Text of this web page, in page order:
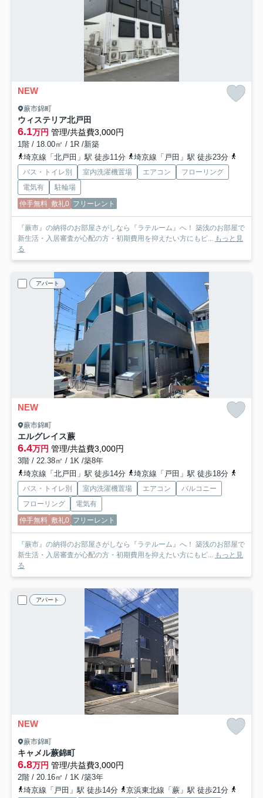
NEW
蕨市錦町
ウィステリア北戸田
6.1万円 管理/共益費3,000円
1階 / 18.00㎡ / 1R /新築
埼京線「北戸田」駅 徒歩11分
埼京線「戸田」駅 徒歩23分
バス・トイレ別 室内洗濯機置場 エアコン
フローリング
電気有
駐輪場
仲手無料 敷礼0 フリーレント
『蕨市』の納得のお部屋さがしなら『ラテルーム』へ！ 築浅のお部屋で
新生活・入居審査が心配の方・初期費用を抑えたい方にもピ... もっと見
る
アパート
NEW
蕨市錦町
エルグレイス蕨
6.4万円 管理/共益費3,000円
3階 / 22.38㎡ / 1K /築8年
埼京線「北戸田」駅 徒歩14分
埼京線「戸田」駅 徒歩18分
バス・トイレ別 室内洗濯機置場 エアコン
バルコニー
フローリング
電気有
仲手無料 敷礼0 フリーレント
『蕨市』の納得のお部屋さがしなら『ラテルーム』へ！ 築浅のお部屋で
新生活・入居審査が心配の方・初期費用を抑えたい方にもピ... もっと見
る
アパート
NEW
蕨市錦町
キャメル蕨錦町
6.8万円 管理/共益費3,000円
2階 / 20.16㎡ / 1K /築3年
埼京線「戸田」駅 徒歩14分
京浜東北線「蕨」駅 徒歩21分